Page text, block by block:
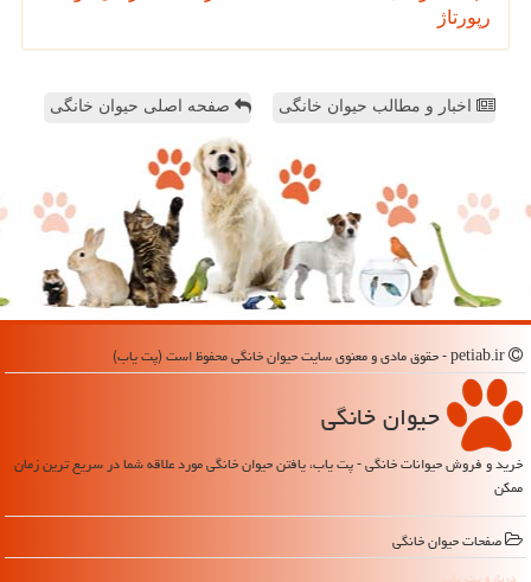
رپورتاژ
اخبار و مطالب حیوان خانگی صفحه اصلی حیوان خانگی
حیوان خانگی
خرید و فروش حیوانات خانگی - پت یاب، یافتن حیوان خانگی مورد علاقه شما در سریع ترین زمان
ممکن
صفحات حیوان خانگی